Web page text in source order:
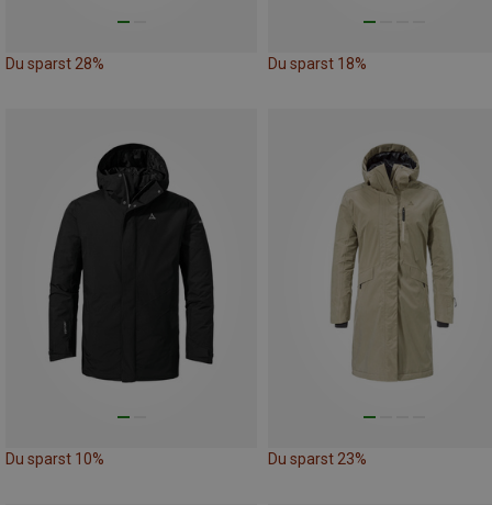
Du sparst 28% Du sparst 18%
Du sparst 10% Du sparst 23%